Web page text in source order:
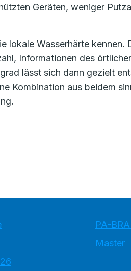
Geräten, weniger
lokale Wasserhärte kennen.
Informationen des
lässt sich dann gezielt
Kombination aus beidem
PA-
Master